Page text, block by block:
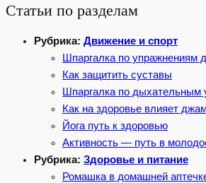
Статьи по разделам
Рубрика: Движение и спорт
Шпаргалка по упражнениям
Как защитить суставы
Шпаргалка по дыхательным
Как на здоровье влияет
Йога путь к здоровью
Активность — путь в
Рубрика: Здоровье и питание
Ромашка в домашней